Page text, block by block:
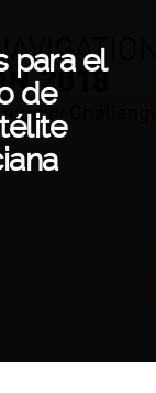
para el
de